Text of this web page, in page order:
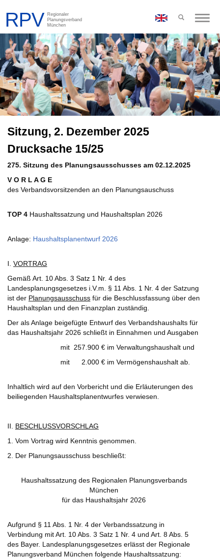
Toggle
Sitzung, 2. Dezember 2025
Drucksache 15/25
275. Sitzung des Planungsausschusses am 02.12.2025
V O R L A G E
des Verbandsvorsitzenden an den Planungsauschuss
TOP 4 Haushaltssatzung und Haushaltsplan 2026
Anlage: Haushaltsplanentwurf 2026
I. VORTRAG
Gemäß Art. 10 Abs. 3 Satz 1 Nr. 4 des
Landesplanungsgesetzes i.V.m. § 11 Abs. 1 Nr. 4 der Satzung
ist der Planungsausschuss für die Beschlussfassung über den
Haushaltsplan und den Finanzplan zuständig.
Der als Anlage beigefügte Entwurf des Verbandshaushalts für
das Haushaltsjahr 2026 schließt in Einnahmen und Ausgaben
mit 257.900 € im Verwaltungshaushalt und
mit 2.000 € im Vermögenshaushalt ab.
Inhaltlich wird auf den Vorbericht und die Erläuterungen des
beiliegenden Haushaltsplanentwurfes verwiesen.
II. BESCHLUSSVORSCHLAG
1. Vom Vortrag wird Kenntnis genommen.
2. Der Planungsausschuss beschließt:
Haushaltssatzung des Regionalen Planungsverbands
München
für das Haushaltsjahr 2026
Aufgrund § 11 Abs. 1 Nr. 4 der Verbandssatzung in
Verbindung mit Art. 10 Abs. 3 Satz 1 Nr. 4 und Art. 8 Abs. 5
des Bayer. Landesplanungsgesetzes erlässt der Regionale
Planungsverband München folgende Haushaltssatzung: